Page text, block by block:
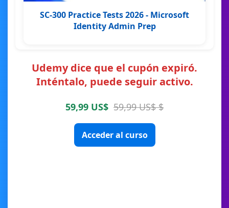
SC-300 Practice Tests 2026 - Microsoft
Identity Admin Prep
Udemy dice que el cupón expiró.
Inténtalo, puede seguir activo.
59,99 US$ 59,99 US$ $
Acceder al curso